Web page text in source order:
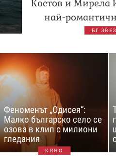
Костов и Мирела
най-
БГ
Феноменът „Одисея“:
Малко българско село се
озова в клип с милиони
гледания
КИНО